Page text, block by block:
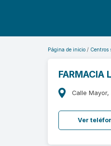
Página de inicio Centros
FARMACIA
Calle
Ver